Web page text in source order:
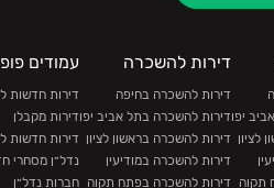
יפו
לציון
תקוה
דירות להשכרה
דירות להשכרה בחיפה
דירות להשכרה בתל אביב יפו
דירות להשכרה בראשון לציון
דירות להשכרה במודיעין
דירות להשכרה בפתח תקוה
עמודים
דירות חדשות
דירות מקבלן
דירות חדשות
נדל״ן מסחרי
חברות נדל״ן